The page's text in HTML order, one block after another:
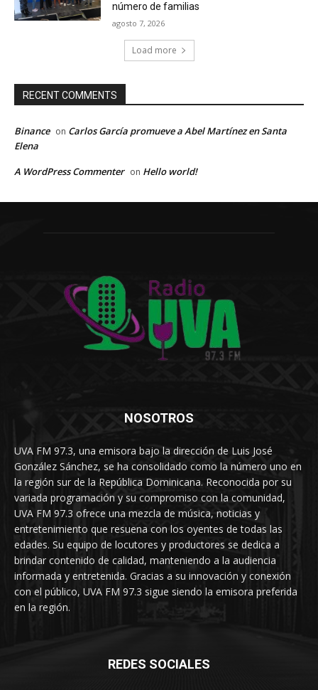
número de familias
agosto 7, 2026
Load more
RECENT COMMENTS
Binance on Carlos García promueve a Abel Martínez en Santa
Elena
A WordPress Commenter on Hello world!
NOSOTROS
UVA FM 97.3, una emisora bajo la dirección de Luis José
González Sánchez, se ha consolidado como la número uno en
la región sur de la República Dominicana. Reconocida por su
variada programación y su compromiso con la comunidad,
UVA FM 97.3 ofrece una mezcla de música, noticias y
entretenimiento que resuena con los oyentes de todas las
edades. Su equipo de locutores y productores se dedica a
brindar contenido de calidad, manteniendo a la audiencia
informada y entretenida. Gracias a su innovación y conexión
con el público, UVA FM 97.3 sigue siendo la emisora preferida
en la región.
REDES SOCIALES